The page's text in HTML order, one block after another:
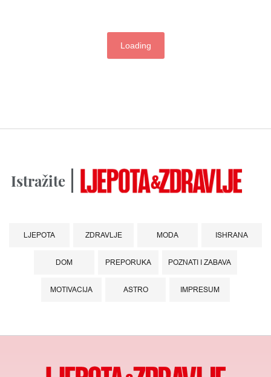
Loading
Istražite
LJEPOTA ZDRAVLJE MODA ISHRANA
DOM PREPORUKA POZNATI I ZABAVA
MOTIVACIJA ASTRO IMPRESUM